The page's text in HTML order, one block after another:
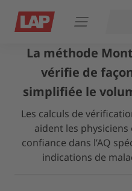
Ouvrir le
La méthode
vérifie de
simplifiée le
Les calculs de
aident les
confiance dans l’AQ
indications de